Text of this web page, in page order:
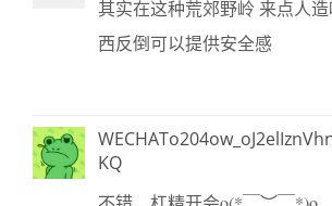
其实在这种荒郊野岭 来点人
西反倒可以提供安全感
KQ